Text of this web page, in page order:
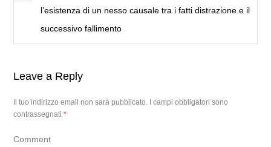
l’esistenza di un nesso causale tra i fatti distrazione e il
successivo fallimento
Leave a Reply
Il tuo indirizzo email non sarà pubblicato.
I campi obbligatori sono
contrassegnati*
Comment